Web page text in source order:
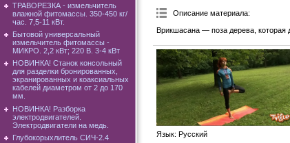
ТРАВОРЕЗКА - измельчитель
влажной фитомассы. 350-450 кг/
час. 7,5-11 кВт.
Бытовой универсальный
измельчитель фитомассы -
МИКРО. 2,2 кВт; 220 В. 3-4 кВт
НОВИНКА! Станок консольный
для разделки бронированных,
экранированных и коаксиальных
кабелей диаметром от 2 до 170
мм.
НОВИНКА! Разборка
электродвигателей.
Электродвигатели на медь.
Глубокорыхлитель СИЧ-2.4
Описание материала:
Врикшасана — поза дерева, которая
Язык: Русский